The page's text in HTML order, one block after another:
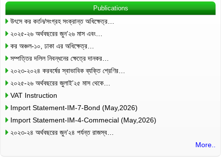
Publications
উৎসে কর কর্তন/সংগ্রহ সংক্রান্ত অধিক্ষেত্র…
২০২৫-২৬ অর্থবছরের জুন’২৬ মাস এবং…
কর অঞ্চল-১০, ঢাকা এর অধিক্ষেত্র…
সম্পত্তির দলিল নিবন্ধনের ক্ষেত্রে দানকর…
২০২৩-২০২৪ করবর্ষের স্বাভাবিক ব্যক্তি শ্রেণির…
২০২৫-২৬ অর্থবছরের জুলাই’২৫ মাস থেকে…
VAT Instruction
Import Statement-IM-7-Bond (May,2026)
Import Statement-IM-4-Commecial (May,2026)
২০২৩-২৪ অর্থবছরের জুন’২৪ পর্যন্ত রাজস্ব…
More..